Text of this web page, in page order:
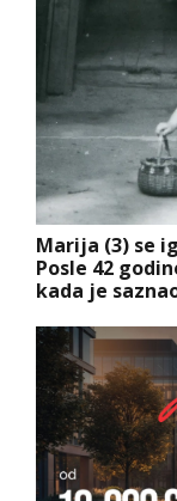
Marija (3) se
Posle 42
kada je